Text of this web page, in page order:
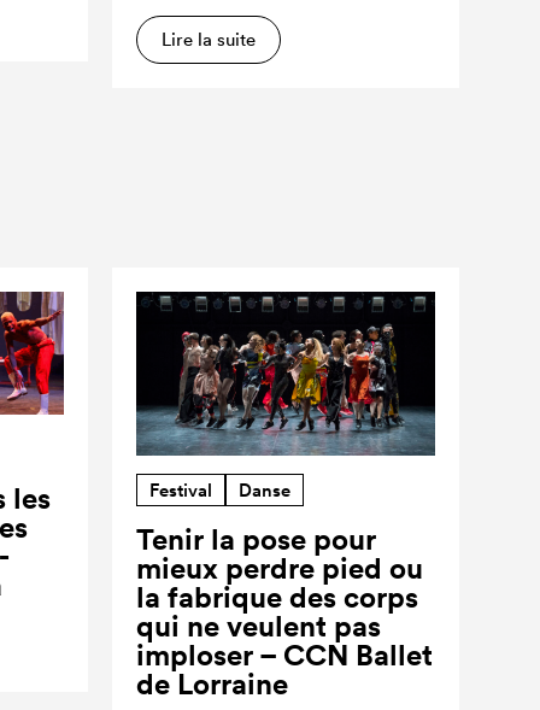
Lire la suite
les
Festival Danse
Tenir la pose pour
mieux perdre pied ou
la fabrique des corps
qui ne veulent pas
imploser – CCN Ballet
de Lorraine